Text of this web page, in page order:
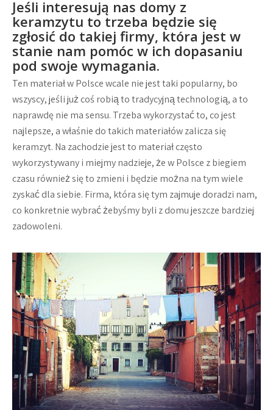
Jeśli interesują nas domy z
keramzytu to trzeba będzie się
zgłosić do takiej firmy, która jest w
stanie nam pomóc w ich dopasaniu
pod swoje wymagania.
Ten materiał w Polsce wcale nie jest taki popularny, bo
wszyscy, jeśli już coś robią to tradycyjną technologią, a to
naprawdę nie ma sensu. Trzeba wykorzystać to, co jest
najlepsze, a właśnie do takich materiałów zalicza się
keramzyt. Na zachodzie jest to materiał często
wykorzystywany i miejmy nadzieje, że w Polsce z biegiem
czasu również się to zmieni i będzie można na tym wiele
zyskać dla siebie. Firma, która się tym zajmuje doradzi nam,
co konkretnie wybrać żebyśmy byli z domu jeszcze bardziej
zadowoleni.